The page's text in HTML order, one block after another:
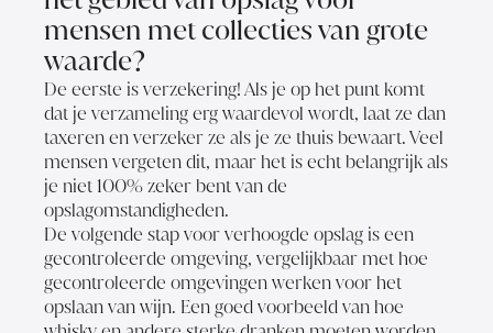
mensen met collecties van grote
waarde?
De eerste is verzekering! Als je op het punt komt
dat je verzameling erg waardevol wordt, laat ze dan
taxeren en verzeker ze als je ze thuis bewaart. Veel
mensen vergeten dit, maar het is echt belangrijk als
je niet 100% zeker bent van de
opslagomstandigheden.
De volgende stap voor verhoogde opslag is een
gecontroleerde omgeving, vergelijkbaar met hoe
gecontroleerde omgevingen werken voor het
opslaan van wijn. Een goed voorbeeld van hoe